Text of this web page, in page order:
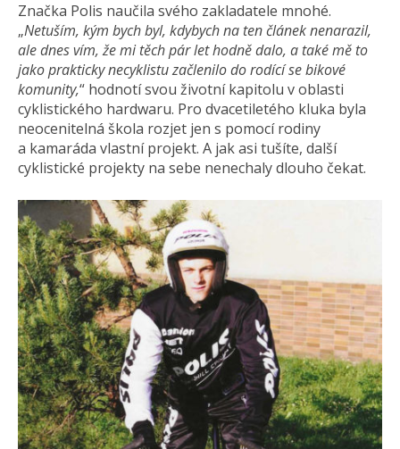
Značka Polis naučila svého zakladatele mnohé.
„Netuším, kým bych byl, kdybych na ten článek nenarazil,
ale dnes vím, že mi těch pár let hodně dalo, a také mě to
jako prakticky necyklistu začlenilo do rodící se bikové
komunity,“ hodnotí svou životní kapitolu v oblasti
cyklistického hardwaru. Pro dvacetiletého kluka byla
neocenitelná škola rozjet jen s pomocí rodiny
a kamaráda vlastní projekt. A jak asi tušíte, další
cyklistické projekty na sebe nenechaly dlouho čekat.